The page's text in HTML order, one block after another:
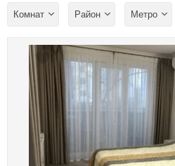
Комнат Район Метро